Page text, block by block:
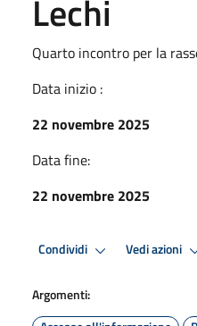
Lechi
Quarto incontro per la
Data inizio :
22 novembre 2025
Data fine:
22 novembre 2025
Condividi Vedi azioni
Argomenti: